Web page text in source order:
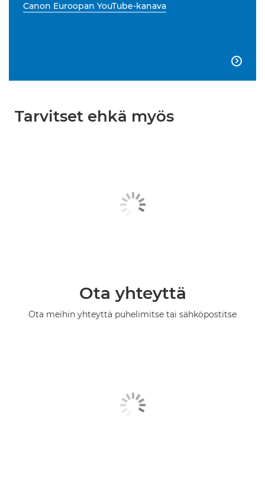
Canon Euroopan YouTube-kanava

Tarvitset ehkä myös
Ota yhteyttä
Ota meihin yhteyttä puhelimitse tai sähköpostitse